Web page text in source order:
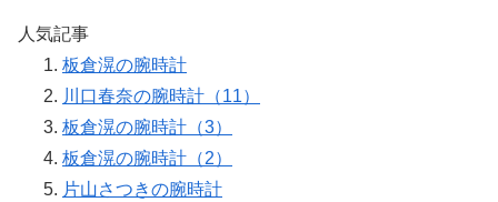
人気記事
板倉滉の腕時計
川口春奈の腕時計（11）
板倉滉の腕時計（3）
板倉滉の腕時計（2）
片山さつきの腕時計